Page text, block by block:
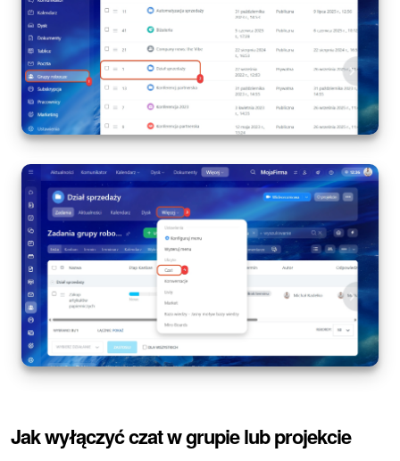
Jak wyłączyć czat w grupie lub projekcie